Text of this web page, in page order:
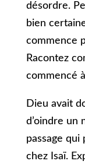
désordre.
bien
commence
Racontez
commencé
Dieu avait
d’oindre un
passage qui
chez Isaï.